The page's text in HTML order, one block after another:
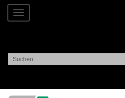
Toggle
navigation